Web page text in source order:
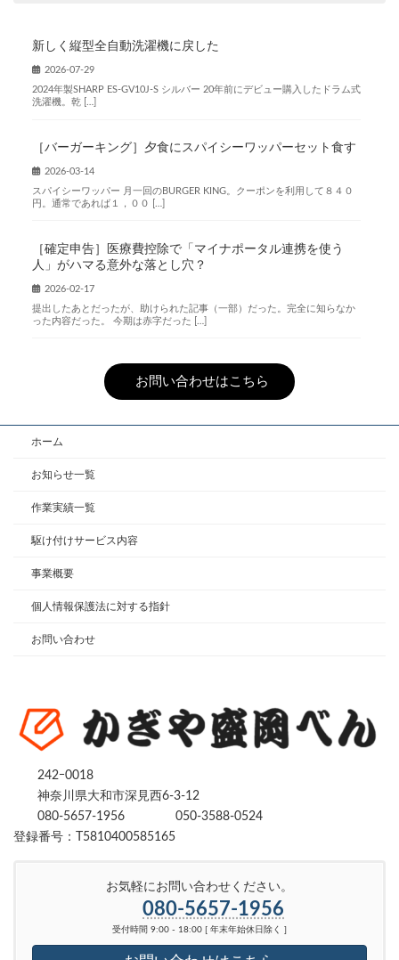
新しく縦型全自動洗濯機に戻した
2026-07-29
2024年製SHARP ES-GV10J-S シルバー 20年前にデビュー購入したドラム式
洗濯機。乾 […]
［バーガーキング］夕食にスパイシーワッパーセット食す
2026-03-14
スパイシーワッパー 月一回のBURGER KING。クーポンを利用して８４０
円。通常であれば１，００ […]
［確定申告］医療費控除で「マイナポータル連携を使う
人」がハマる意外な落とし穴？
2026-02-17
提出したあとだったが、助けられた記事（一部）だった。完全に知らなか
った内容だった。 今期は赤字だった […]
お問い合わせはこちら
ホーム
お知らせ一覧
作業実績一覧
駆け付けサービス内容
事業概要
個人情報保護法に対する指針
お問い合わせ
242ｰ0018
神奈川県大和市深見西6-3-12
080-5657-1956
050-3588-0524
登録番号：T5810400585165
お気軽にお問い合わせください。
080-5657-1956
受付時間 9:00 - 18:00 [ 年末年始休日除く ]